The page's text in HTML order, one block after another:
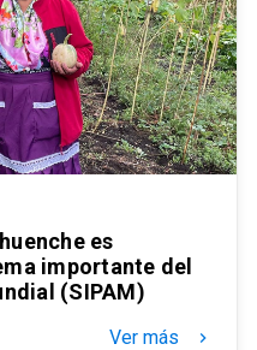
es
importante del
(SIPAM)
Ver más keyboard_arrow_right